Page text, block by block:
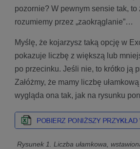
pozornie? W pewnym sensie tak, to
rozumiemy przez „zaokrąglanie”…
Myślę, że kojarzysz taką opcję w
pokazuje liczbę z większą lub
po przecinku. Jeśli nie, to krótko ją
Załóżmy, że mamy liczbę
wygląda ona tak, jak na rysunku
Rysunek 1. Liczba ułamkowa,